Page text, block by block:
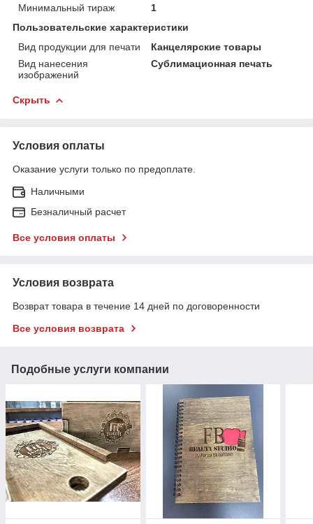
Минимальный тираж
1
Пользовательские характеристики
Вид продукции для печати
Канцелярские товары
Вид нанесения
изображений
Сублимационная печать
Скрыть
Условия оплаты
Оказание услуги только по предоплате.
Наличными
Безналичный расчет
Все условия оплаты
Условия возврата
Возврат товара в течение 14 дней по договоренности
Все условия возврата
Подобные услуги компании